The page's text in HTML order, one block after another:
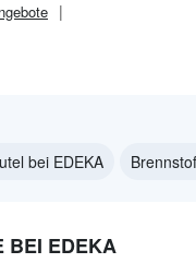
bei EDEKA
BEI EDEKA